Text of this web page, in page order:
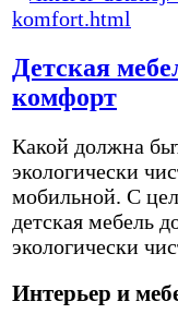
Детская
комфорт
Какой должна
экологически
мобильной. С
детская мебель
экологически
Интерьер и